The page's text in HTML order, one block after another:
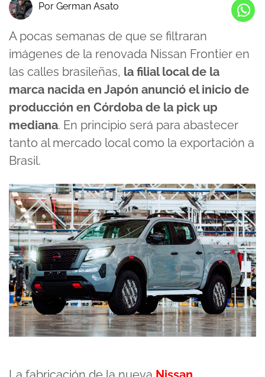
Por German Asato
A pocas semanas de que se filtraran
imágenes de la renovada Nissan Frontier en
las calles brasileñas, la filial local de la
marca nacida en Japón anunció el inicio de
producción en Córdoba de la pick up
mediana. En principio será para abastecer
tanto al mercado local como la exportación a
Brasil.